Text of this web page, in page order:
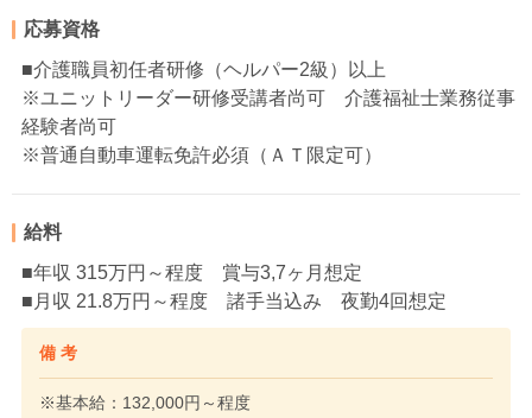
応募資格
■介護職員初任者研修（ヘルパー2級）以上
※ユニットリーダー研修受講者尚可 介護福祉士業務従事
経験者尚可
※普通自動車運転免許必須（ＡＴ限定可）
給料
■年収 315万円～程度 賞与3,7ヶ月想定
■月収 21.8万円～程度 諸手当込み 夜勤4回想定
備 考
※基本給：132,000円～程度